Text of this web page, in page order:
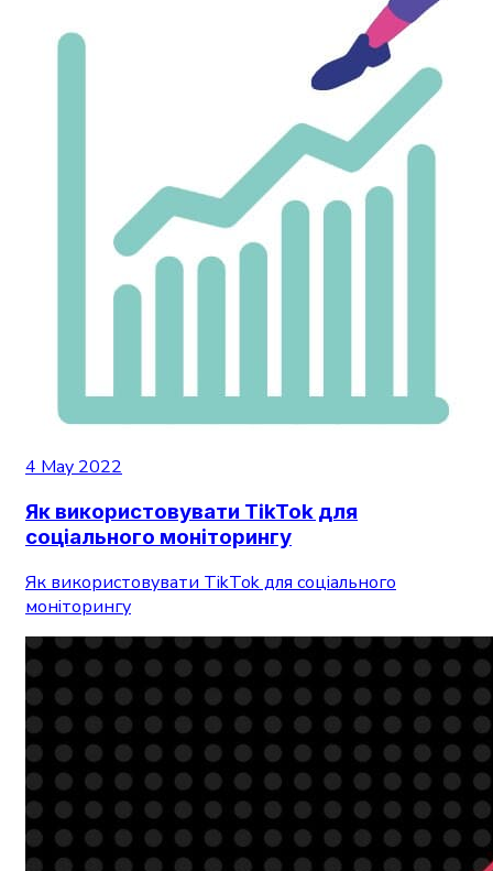
4 May 2022
Як використовувати TikTok для
соціального моніторингу
Як використовувати TikTok для соціального
моніторингу